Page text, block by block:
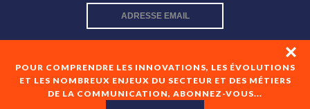
POUR COMPRENDRE LES INNOVATIONS, LES ÉVOLUTIONS
ET LES NOMBREUX ENJEUX DU SECTEUR ET DES MÉTIERS
DE LA COMMUNICATION, ABONNEZ-VOUS...
En cochant cette case, je consens à recevoir les newsletters